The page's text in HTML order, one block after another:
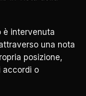
è intervenuta
una nota
posizione,
accordi o